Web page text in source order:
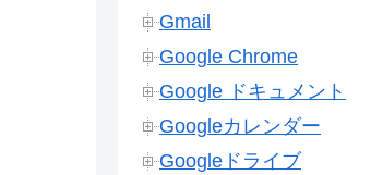
Gmail
Google Chrome
Google ドキュメント
Googleカレンダー
Googleドライブ